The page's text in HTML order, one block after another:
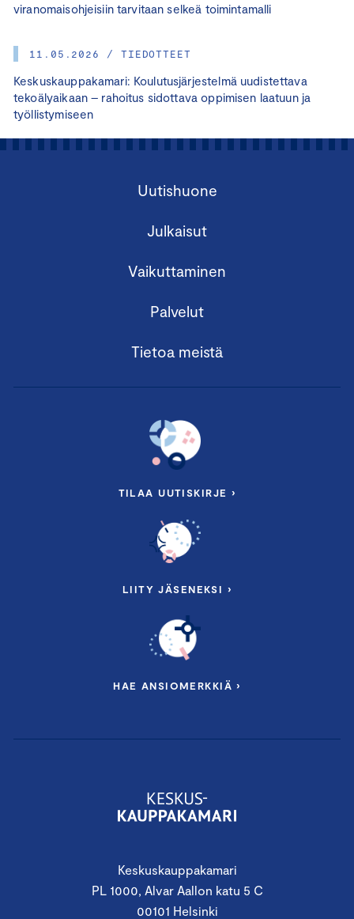
viranomaisohjeisiin tarvitaan selkeä toimintamalli
11.05.2026 / TIEDOTTEET
Keskuskauppakamari: Koulutusjärjestelmä uudistettava
tekoälyaikaan – rahoitus sidottava oppimisen laatuun ja
työllistymiseen
Keskuskauppakamari
PL 1000, Alvar Aallon katu 5 C
00101 Helsinki
Uutishuone
Julkaisut
Vaikuttaminen
Palvelut
Tietoa meistä
TILAA UUTISKIRJE ›
LIITY JÄSENEKSI ›
HAE ANSIOMERKKIÄ ›